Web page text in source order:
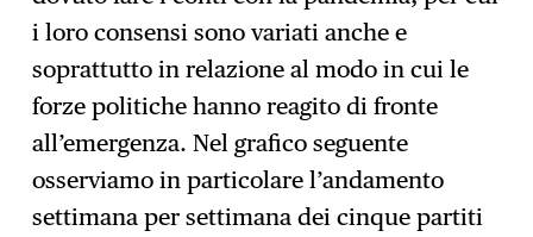
i loro consensi sono variati anche e
soprattutto in relazione al modo in cui le
forze politiche hanno reagito di fronte
all’emergenza. Nel grafico seguente
osserviamo in particolare l’andamento
settimana per settimana dei cinque partiti